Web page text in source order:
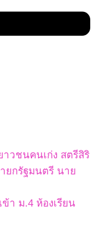
าวชนคนเก่ง สตรีสิริ
ยกรัฐมนตรี นาย
า ม.4 ห้องเรียน